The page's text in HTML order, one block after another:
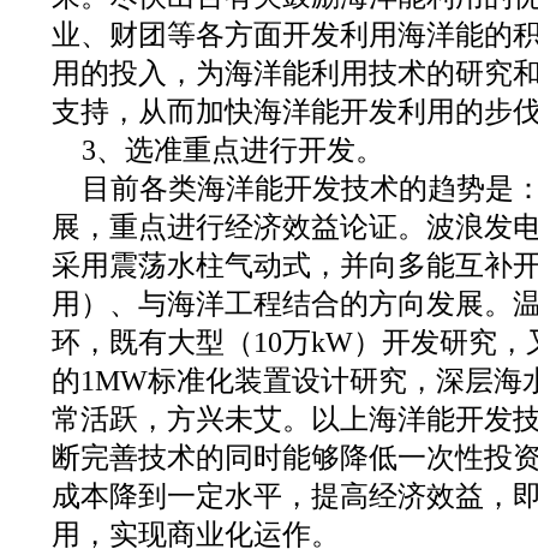
业、财团等各方面开发利用海洋能的
用的投入，为海洋能利用技术的研究
支持，从而加快海洋能开发利用的步
3、选准重点进行开发。
目前各类海洋能开发技术的趋势是
展，重点进行经济效益论证。波浪发
采用震荡水柱气动式，并向多能互补
用）、与海洋工程结合的方向发展。
环，既有大型（10万kW）开发研究
的1MW标准化装置设计研究，深层海
常活跃，方兴未艾。以上海洋能开发
断完善技术的同时能够降低一次性投
成本降到一定水平，提高经济效益，
用，实现商业化运作。